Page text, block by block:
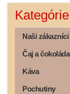
Kategórie
Naši zákazníci
Čaj a čokoláda
Káva
Pochutiny